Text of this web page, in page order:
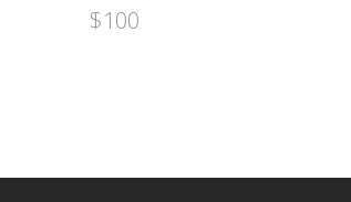
$100